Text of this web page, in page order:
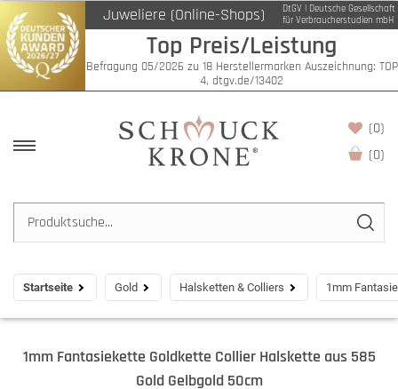
Juweliere (Online-Shops)
DtGV | Deutsche Gesellschaft
für Verbraucherstudien mbH
Top Preis/Leistung
Befragung 05/2026 zu 18 Herstellermarken Auszeichnung: TOP
4, dtgv.de/13402
(0)
(0)
Startseite Gold Halsketten & Colliers 1mm
1mm Fantasiekette Goldkette Collier Halskette aus 585
Gold Gelbgold 50cm